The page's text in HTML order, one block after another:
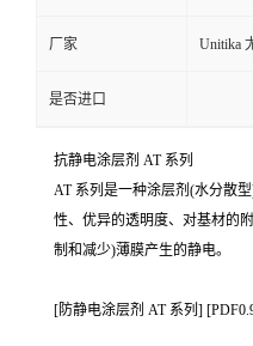
厂家 Unitika
是否进口
抗静电涂层剂 AT 系列
AT 系列是一种涂层剂(水分散
性、优异的透明度、对基材的
制和减少)薄膜产生的静电。
[防静电涂层剂 AT 系列]